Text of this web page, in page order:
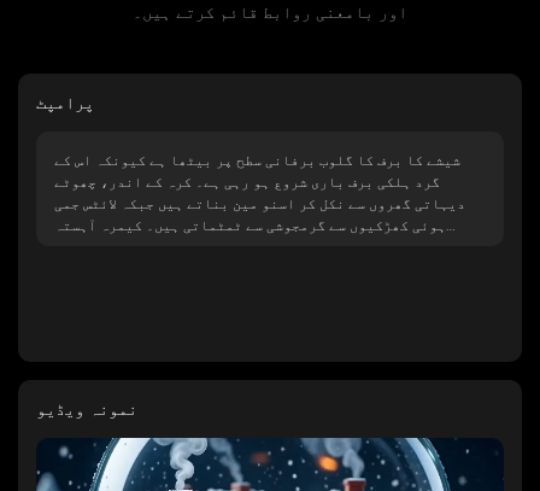
اور بامعنی روابط قائم کرتے ہیں۔
پرامپٹ
شیشے کا برف کا گلوب برفانی سطح پر بیٹھا ہے کیونکہ اس کے
گرد ہلکی برف باری شروع ہو رہی ہے۔ کرہ کے اندر، چھوٹے
دیہاتی گھروں سے نکل کر اسنو مین بناتے ہیں جبکہ لائٹس جمی
ہوئی کھڑکیوں سے گرمجوشی سے ٹمٹماتی ہیں۔ کیمرہ آہستہ
نمونہ ویڈیو